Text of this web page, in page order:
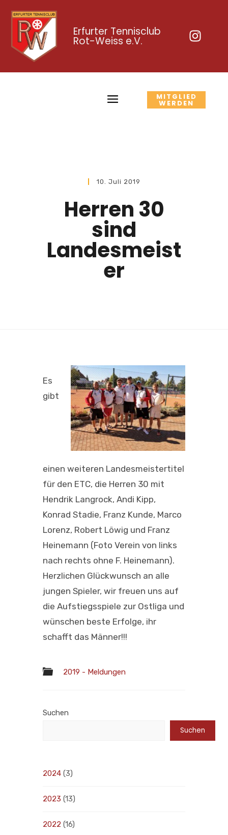
Erfurter Tennisclub
Rot-Weiss e.V.
MITGLIED
WERDEN
10. Juli 2019
Herren 30
sind
Landesmeist
er
Es
gibt
einen weiteren Landesmeistertitel
für den ETC, die Herren 30 mit
Hendrik Langrock, Andi Kipp,
Konrad Stadie, Franz Kunde, Marco
Lorenz, Robert Löwig und Franz
Heinemann (Foto Verein von links
nach rechts ohne F. Heinemann).
Herzlichen Glückwunsch an alle
jungen Spieler, wir freuen uns auf
die Aufstiegsspiele zur Ostliga und
wünschen beste Erfolge, ihr
schafft das Männer!!!
2019 - Meldungen
Suchen
Suchen
2024 (3)
2023 (13)
2022 (16)